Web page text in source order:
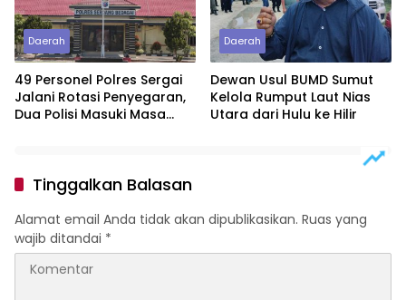
Daerah
49 Personel Polres Sergai
Jalani Rotasi Penyegaran,
Dua Polisi Masuki Masa
Daerah
Dewan Usul BUMD Sumut
Kelola Rumput Laut Nias
Utara dari Hulu ke Hilir
Tinggalkan Balasan
Alamat email Anda tidak akan dipublikasikan. Ruas yang
wajib ditandai *